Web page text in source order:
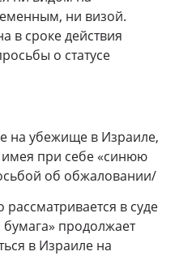
ни визой.
в сроке действия
о статусе
на убежище в Израиле,
имея при себе «синюю
об обжаловании/
в суде
продолжает
в Израиле на